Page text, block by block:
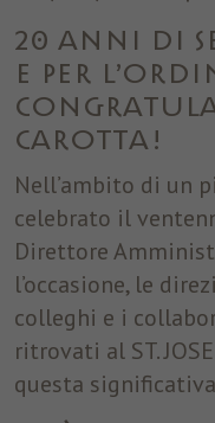
20 anni di
e per
Carotta!
Nell’ambito di un
celebrato il
Direttore
l’occasione, le
colleghi e i
ritrovati al ST.
questa